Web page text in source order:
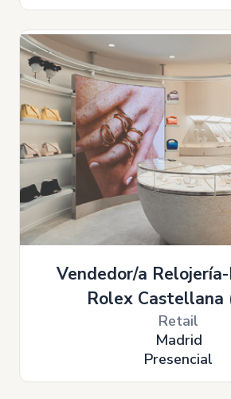
Vendedor/a
Rolex Castellana
Retail
Madrid
Presencial